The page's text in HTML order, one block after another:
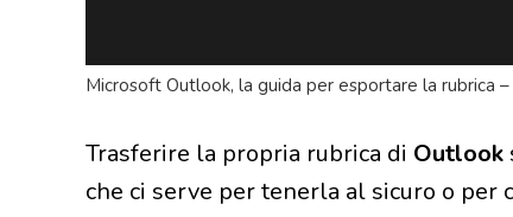
Microsoft Outlook, la guida per esportare la rubrica
Trasferire la propria rubrica di Outlook
che ci serve per tenerla al sicuro o per